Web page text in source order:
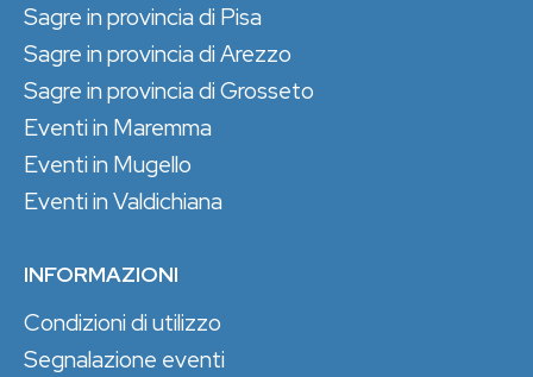
Sagre in provincia di Pisa
Sagre in provincia di Arezzo
Sagre in provincia di Grosseto
Eventi in Maremma
Eventi in Mugello
Eventi in Valdichiana
INFORMAZIONI
Condizioni di utilizzo
Segnalazione eventi